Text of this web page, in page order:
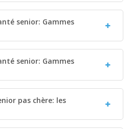
senior: Gammes
senior: Gammes
pas chère: les